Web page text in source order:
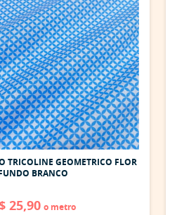
TRICOLINE GEOMETRICO FLOR
BRANCO
25,90 o metro